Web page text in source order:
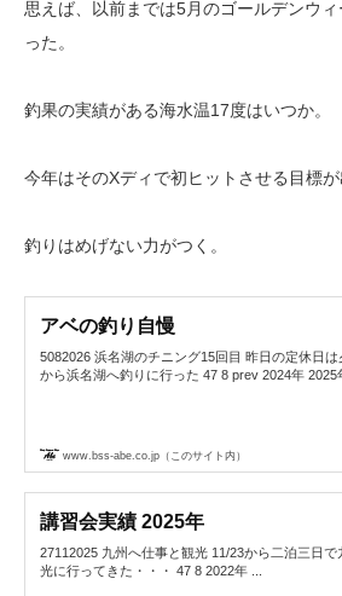
思えば、以前までは5月のゴールデンウ
った。
釣果の実績がある海水温17度はいつか。
今年はそのXディで初ヒットさせる目標が
釣りはめげない力がつく。
アベの釣り自慢
5082026 浜名湖のチニング15回目 昨日の定休日は
から浜名湖へ釣りに行った 47 8 prev 2024年 2025
www.bss-abe.co.jp（このサイト内）
講習会実績 2025年
27112025 九州へ仕事と観光 11/23から二泊三日で
光に行ってきた・・・ 47 8 2022年 ...